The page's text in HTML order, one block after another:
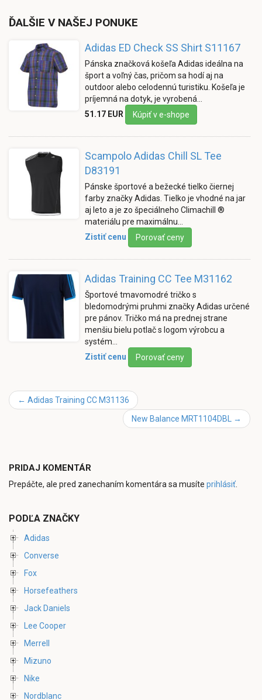
ĎALŠIE V NAŠEJ PONUKE
Adidas ED Check SS Shirt S11167
Pánska značková košeľa Adidas ideálna na
šport a voľný čas, pričom sa hodí aj na
outdoor alebo celodennú turistiku. Košeľa je
príjemná na dotyk, je vyrobená…
51.17 EUR
Kúpiť v e-shope
Scampolo Adidas Chill SL Tee
D83191
Pánske športové a bežecké tielko čiernej
farby značky Adidas. Tielko je vhodné na jar
aj leto a je zo špeciálneho Climachill ®
materiálu pre maximálnu…
Zistiť cenu
Porovať ceny
Adidas Training CC Tee M31162
Športové tmavomodré tričko s
bledomodrými pruhmi značky Adidas určené
pre pánov. Tričko má na prednej strane
menšiu bielu potlač s logom výrobcu a
systém…
Zistiť cenu
Porovať ceny
← Adidas Training CC M31136
New Balance MRT1104DBL
→
PRIDAJ KOMENTÁR
Prepáčte, ale pred zanechaním komentára sa musíte prihlásiť
PODĽA ZNAČKY
Adidas
Converse
Fox
Horsefeathers
Jack Daniels
Lee Cooper
Merrell
Mizuno
Nike
Nordblanc